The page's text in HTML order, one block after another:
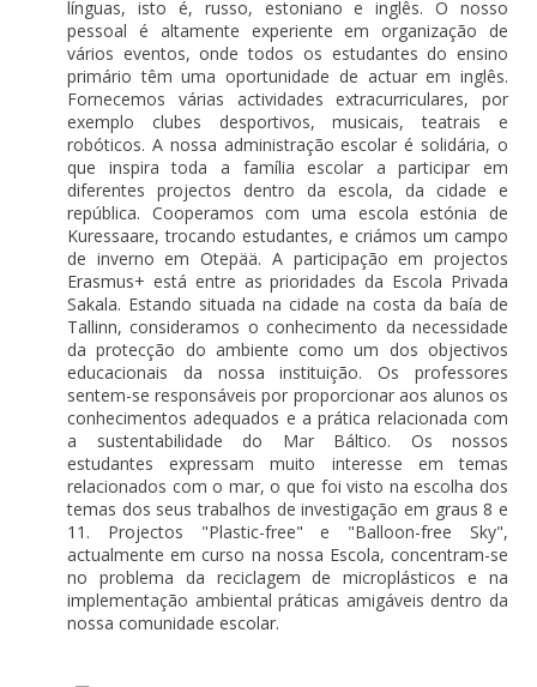
línguas, isto é, russo, estoniano e inglês. O nosso
pessoal é altamente experiente em organização de
vários eventos, onde todos os estudantes do ensino
primário têm uma oportunidade de actuar em inglês.
Fornecemos várias actividades extracurriculares, por
exemplo clubes desportivos, musicais, teatrais e
robóticos. A nossa administração escolar é solidária, o
que inspira toda a família escolar a participar em
diferentes projectos dentro da escola, da cidade e
república. Cooperamos com uma escola estónia de
Kuressaare, trocando estudantes, e criámos um campo
de inverno em Otepää. A participação em projectos
Erasmus+ está entre as prioridades da Escola Privada
Sakala. Estando situada na cidade na costa da baía de
Tallinn, consideramos o conhecimento da necessidade
da protecção do ambiente como um dos objectivos
educacionais da nossa instituição. Os professores
sentem-se responsáveis por proporcionar aos alunos os
conhecimentos adequados e a prática relacionada com
a sustentabilidade do Mar Báltico. Os nossos
estudantes expressam muito interesse em temas
relacionados com o mar, o que foi visto na escolha dos
temas dos seus trabalhos de investigação em graus 8 e
11. Projectos "Plastic-free" e "Balloon-free Sky",
actualmente em curso na nossa Escola, concentram-se
no problema da reciclagem de microplásticos e na
implementação ambiental práticas amigáveis dentro da
nossa comunidade escolar.